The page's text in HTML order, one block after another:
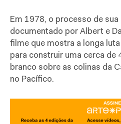
Em 1978, o processo de sua
documentado por Albert e
filme que mostra a longa
para construir uma cerca de
branco sobre as colinas da
no Pacífico.